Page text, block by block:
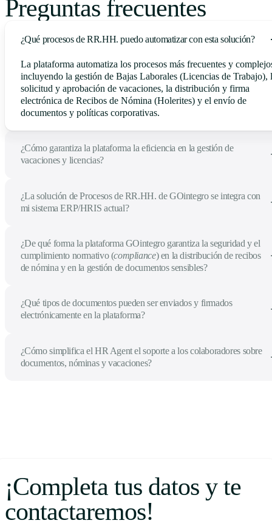
Preguntas frecuentes
¿Qué procesos de RR.HH. puedo automatizar con esta solución?
La plataforma automatiza los procesos más frecuentes y
incluyendo la gestión de Bajas Laborales (Licencias de Trabajo),
solicitud y aprobación de vacaciones, la distribución y firma
electrónica de Recibos de Nómina (Holerites) y el envío de
documentos y políticas corporativas.
¿Cómo garantiza la plataforma la eficiencia en la gestión de
vacaciones y licencias?
¿La solución de Procesos de RR.HH. de GOintegro se integra con
mi sistema ERP/HRIS actual?
¿De qué forma la plataforma GOintegro garantiza la seguridad y el
cumplimiento normativo (compliance) en la distribución de recibos
de nómina y en la gestión de documentos sensibles?
¿Qué tipos de documentos pueden ser enviados y firmados
electrónicamente en la plataforma?
¿Cómo simplifica el HR Agent el soporte a los colaboradores sobre
documentos, nóminas y vacaciones?
¡Completa tus datos y te
contactaremos!